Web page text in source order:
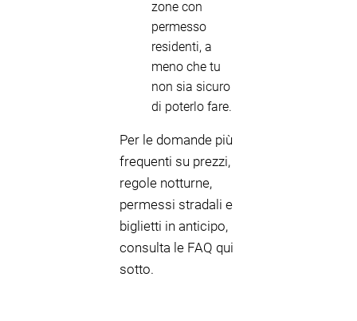
zone con
permesso
residenti, a
meno che tu
non sia sicuro
di poterlo fare.
Per le domande più
frequenti su prezzi,
regole notturne,
permessi stradali e
biglietti in anticipo,
consulta le FAQ qui
sotto.